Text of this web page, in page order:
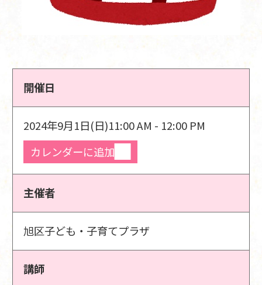
開催日
2024年9月1日(日)11:00 AM - 12:00 PM
カレンダーに追加
主催者
旭区子ども・子育てプラザ
講師